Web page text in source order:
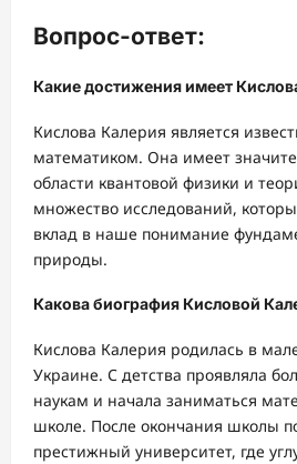
Вопрос-ответ:
Какие достижения имеет
Кислова Калерия является
математиком. Она имеет
области квантовой физики и
множество исследований,
вклад в наше понимание
природы.
Какова биография Кисловой
Кислова Калерия родилась в
Украине. С детства проявляла
наукам и начала заниматься
школе. После окончания школы
престижный университет, где